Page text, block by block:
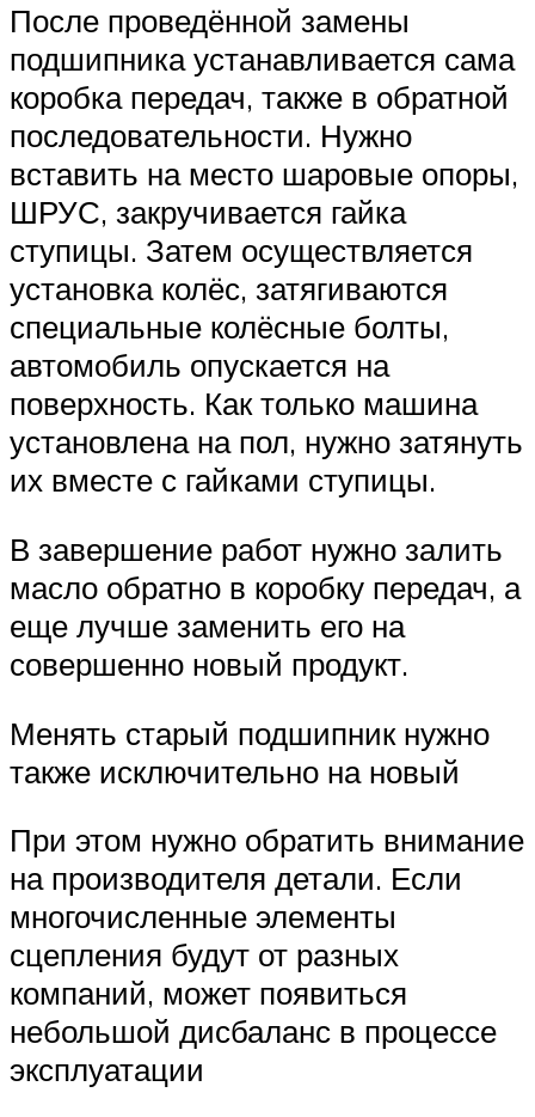
После проведённой замены
подшипника устанавливается сама
коробка передач, также в обратной
последовательности. Нужно
вставить на место шаровые опоры,
ШРУС, закручивается гайка
ступицы. Затем осуществляется
установка колёс, затягиваются
специальные колёсные болты,
автомобиль опускается на
поверхность. Как только машина
установлена на пол, нужно затянуть
их вместе с гайками ступицы.
В завершение работ нужно залить
масло обратно в коробку передач, а
еще лучше заменить его на
совершенно новый продукт.
Менять старый подшипник нужно
также исключительно на новый
При этом нужно обратить внимание
на производителя детали. Если
многочисленные элементы
сцепления будут от разных
компаний, может появиться
небольшой дисбаланс в процессе
эксплуатации